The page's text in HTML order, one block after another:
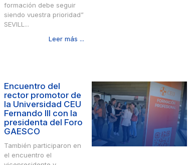
formación debe seguir
siendo vuestra prioridad”
SEVILL...
Leer más ...
Encuentro del
rector promotor de
la Universidad CEU
Fernando III con la
presidenta del Foro
GAESCO
También participaron en
el encuentro el